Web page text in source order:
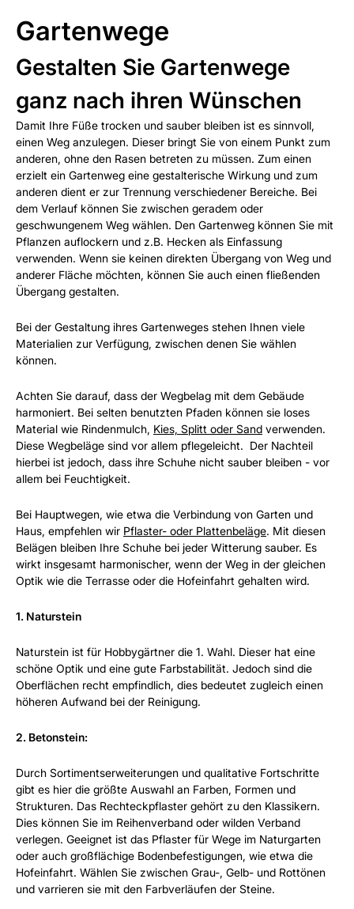
Gartenwege
Gestalten Sie Gartenwege
ganz nach ihren Wünschen
Damit Ihre Füße trocken und sauber bleiben ist es sinnvoll,
einen Weg anzulegen. Dieser bringt Sie von einem Punkt zum
anderen, ohne den Rasen betreten zu müssen. Zum einen
erzielt ein Gartenweg eine gestalterische Wirkung und zum
anderen dient er zur Trennung verschiedener Bereiche. Bei
dem Verlauf können Sie zwischen geradem oder
geschwungenem Weg wählen. Den Gartenweg können Sie mit
Pflanzen auflockern und z.B. Hecken als Einfassung
verwenden. Wenn sie keinen direkten Übergang von Weg und
anderer Fläche möchten, können Sie auch einen fließenden
Übergang gestalten.
Bei der Gestaltung ihres Gartenweges stehen Ihnen viele
Materialien zur Verfügung, zwischen denen Sie wählen
können.
Achten Sie darauf, dass der Wegbelag mit dem Gebäude
harmoniert. Bei selten benutzten Pfaden können sie loses
Material wie Rindenmulch, Kies, Splitt oder Sand verwenden.
Diese Wegbeläge sind vor allem pflegeleicht. Der Nachteil
hierbei ist jedoch, dass ihre Schuhe nicht sauber bleiben - vor
allem bei Feuchtigkeit.
Bei Hauptwegen, wie etwa die Verbindung von Garten und
Haus, empfehlen wir Pflaster- oder Plattenbeläge. Mit diesen
Belägen bleiben Ihre Schuhe bei jeder Witterung sauber. Es
wirkt insgesamt harmonischer, wenn der Weg in der gleichen
Optik wie die Terrasse oder die Hofeinfahrt gehalten wird.
1. Naturstein
Naturstein ist für Hobbygärtner die 1. Wahl. Dieser hat eine
schöne Optik und eine gute Farbstabilität. Jedoch sind die
Oberflächen recht empfindlich, dies bedeutet zugleich einen
höheren Aufwand bei der Reinigung.
2. Betonstein:
Durch Sortimentserweiterungen und qualitative Fortschritte
gibt es hier die größte Auswahl an Farben, Formen und
Strukturen. Das Rechteckpflaster gehört zu den Klassikern.
Dies können Sie im Reihenverband oder wilden Verband
verlegen. Geeignet ist das Pflaster für Wege im Naturgarten
oder auch großflächige Bodenbefestigungen, wie etwa die
Hofeinfahrt. Wählen Sie zwischen Grau-, Gelb- und Rottönen
und varrieren sie mit den Farbverläufen der Steine.